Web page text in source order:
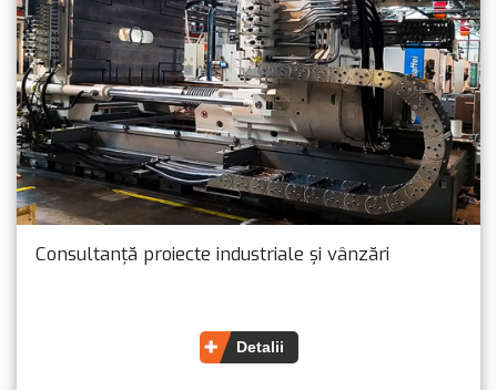
Consultanță proiecte industriale și vânzări
Detalii